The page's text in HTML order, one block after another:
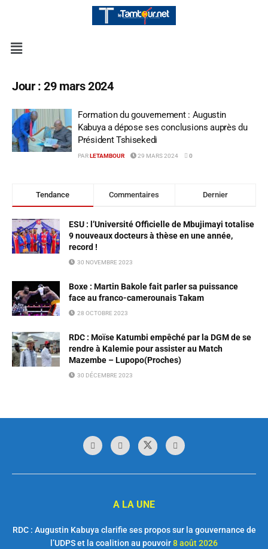
Jour :29 mars 2024
Formation du gouvernement : Augustin
Kabuya a dépose ses conclusions auprès du
Président Tshisekedi
PAR LETAMBOUR 29 MARS 2024 0
Tendance Commentaires Dernier
ESU : l’Université Officielle de Mbujimayi totalise
9 nouveaux docteurs à thèse en une année,
record !
30 NOVEMBRE 2023
Boxe : Martin Bakole fait parler sa puissance
face au franco-camerounais Takam
28 OCTOBRE 2023
RDC : Moïse Katumbi empêché par la DGM de se
rendre à Kalemie pour assister au Match
Mazembe – Lupopo(Proches)
30 DÉCEMBRE 2023
A LA UNE
RDC : Augustin Kabuya clarifie ses propos sur la gouvernance de
l’UDPS et la coalition au pouvoir8 août 2026